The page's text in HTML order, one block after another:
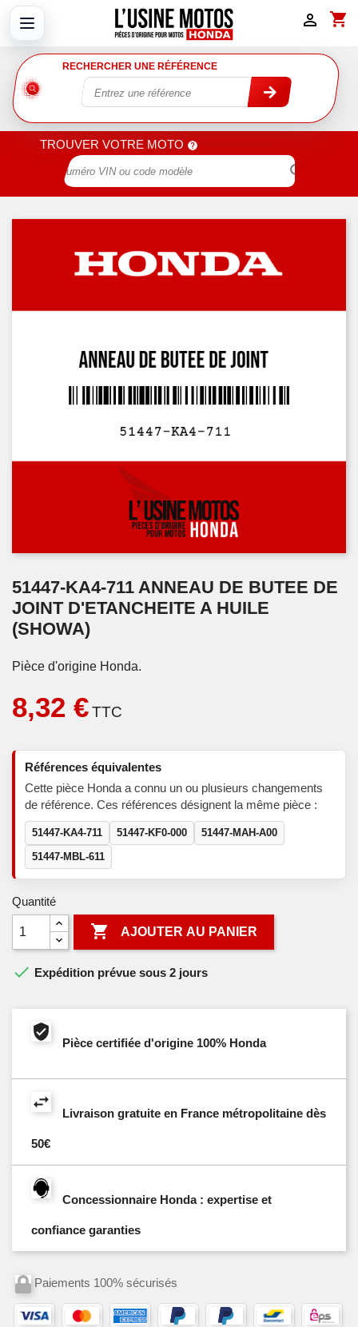
shopping_cart

RECHERCHER UNE RÉFÉRENCE
TROUVER VOTRE MOTO

51447-KA4-711 ANNEAU DE BUTEE DE
JOINT D'ETANCHEITE A HUILE
(SHOWA)
Pièce d'origine Honda.
8,32 €TTC
Références équivalentes
Cette pièce Honda a connu un ou plusieurs changements
de référence. Ces références désignent la même pièce :
51447-KA4-711 51447-KF0-000
51447-MAH-A00
51447-MBL-611
Quantité
 AJOUTER AU PANIER
 Expédition prévue sous 2 jours
Pièce certifiée d'origine 100% Honda
Livraison gratuite en France métropolitaine dès
50€
Concessionnaire Honda : expertise et
confiance garanties
Paiements 100% sécurisés